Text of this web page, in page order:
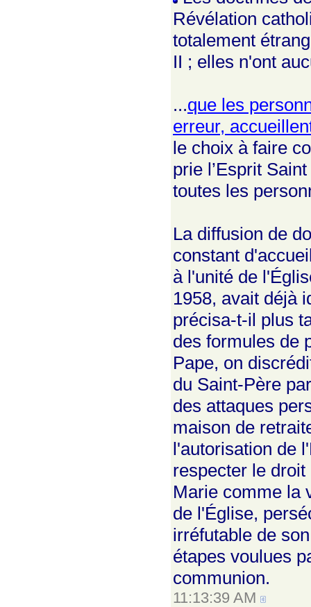
Révélation
totalement
II ; elles n'ont
...que les
erreur,
le choix à faire
prie l’Esprit
toutes les
La diffusion de
constant
à l'unité de
1958, avait déjà
précisa-t-il plus
des formules de
Pape, on
du Saint-Père
des attaques
maison de
l'autorisation de
respecter le
Marie comme la
de l'Église,
irréfutable de
étapes voulues
communion.
11:13:39 AM